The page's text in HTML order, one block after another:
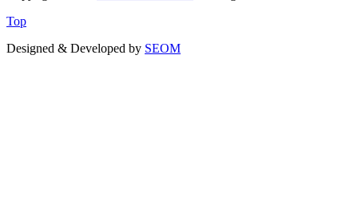
Top
Designed & Developed by SEOM